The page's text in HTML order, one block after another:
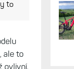
to
ale to
ovlivní,